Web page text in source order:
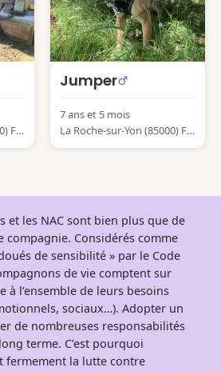
Fr
Jumper
7 ans et 5 mois
La Roche-sur-Yon (85000) Fr
ance
et les NAC sont bien plus que de
compagnie. Considérés comme
de sensibilité » par le Code
de vie comptent sur
à l’ensemble de leurs besoins
sociaux…). Adopter un
de nombreuses responsabilités
terme. C’est pourquoi
fermement la lutte contre